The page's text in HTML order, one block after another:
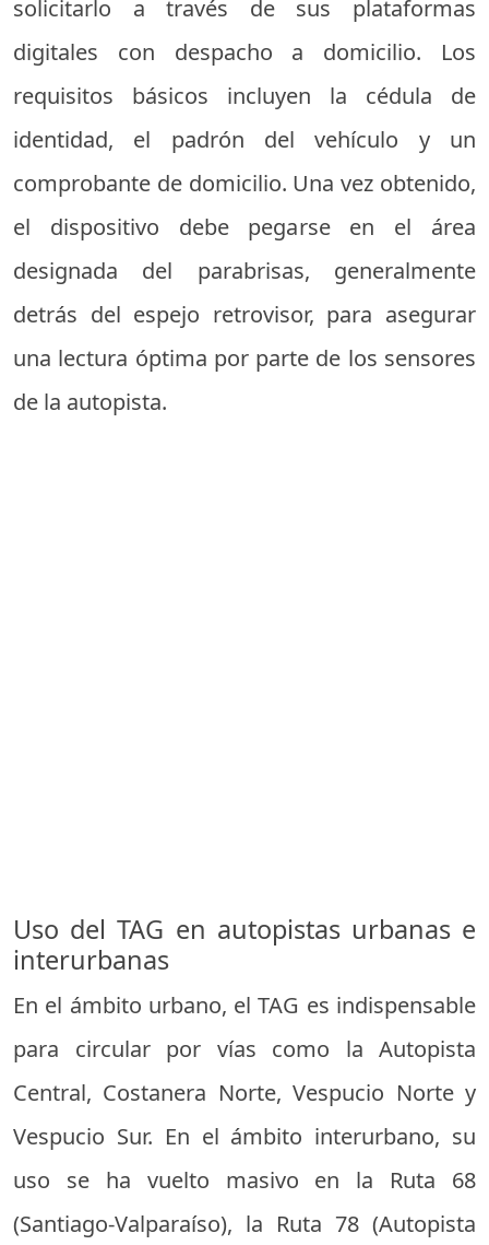
solicitarlo a través de sus plataformas
digitales con despacho a domicilio. Los
requisitos básicos incluyen la cédula de
identidad, el padrón del vehículo y un
comprobante de domicilio. Una vez obtenido,
el dispositivo debe pegarse en el área
designada del parabrisas, generalmente
detrás del espejo retrovisor, para asegurar
una lectura óptima por parte de los sensores
de la autopista.
Uso del TAG en autopistas urbanas e
interurbanas
En el ámbito urbano, el TAG es indispensable
para circular por vías como la Autopista
Central, Costanera Norte, Vespucio Norte y
Vespucio Sur. En el ámbito interurbano, su
uso se ha vuelto masivo en la Ruta 68
(Santiago-Valparaíso), la Ruta 78 (Autopista